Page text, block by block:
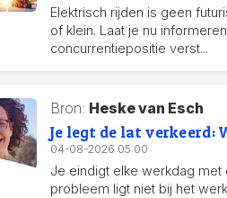
Elektrisch rijden is geen
of klein. Laat je nu
concurrentiepositie verst...
Bron: Heske van Esch
Je legt de lat verkeerd:
04-08-2026 05:00
Je eindigt elke werkdag
probleem ligt niet bij het